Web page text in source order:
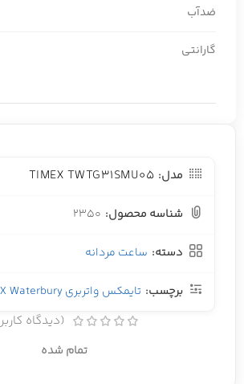
ضدآب
گارانتی
مدل: TIMEX TWTG31SMU05
شناسه محصول: 2350
دسته: ساعت مردانه
برچسب: تایمکس واتربری TIMEX Waterbury
(دیدگاه کاربر
تمام شده